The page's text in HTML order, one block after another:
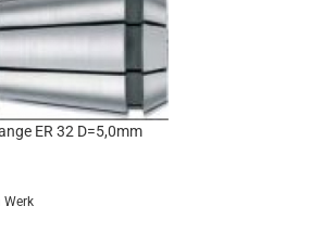
ER 32 D=5,0mm
Werk